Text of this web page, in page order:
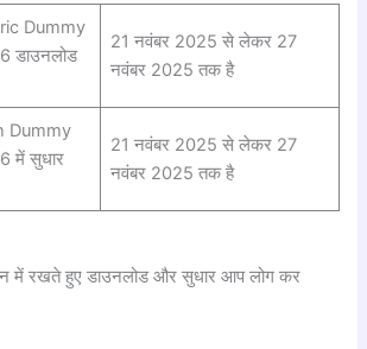
Dummy
डाउनलोड
21 नवंबर 2025 से लेकर 27
नवंबर 2025 तक है
Dummy
में सुधार
21 नवंबर 2025 से लेकर 27
नवंबर 2025 तक है
में रखते हुए डाउनलोड और सुधार आप लोग कर